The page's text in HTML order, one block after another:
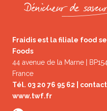
Fraidis est la filiale food
Foods
44 avenue de la Marne |
France
Tél. 03 20 76 95 62 |
www.twf.fr